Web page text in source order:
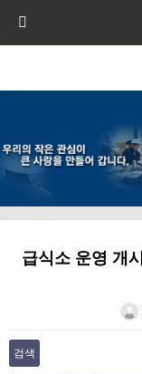
급식소 운영 개
검색